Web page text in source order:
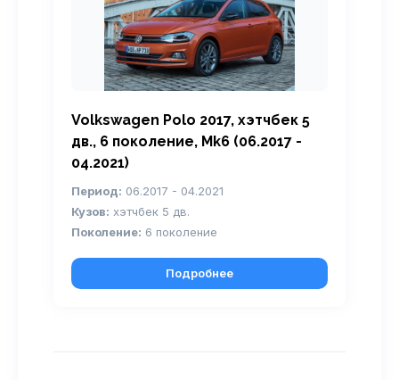
Volkswagen Polo 2017, хэтчбек 5
дв., 6 поколение, Mk6 (06.2017 -
04.2021)
Период: 06.2017 - 04.2021
Кузов: хэтчбек 5 дв.
Поколение: 6 поколение
Подробнее